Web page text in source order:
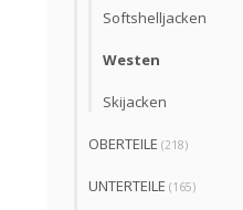
Softshelljacken
Westen
Skijacken
OBERTEILE (218)
UNTERTEILE (165)